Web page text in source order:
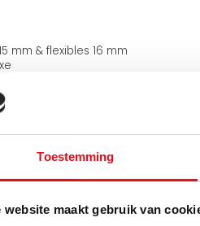
Toestemming
website maakt gebruik van
mm & flexibles 16 mm
complets
associés
prémontées
chevilles